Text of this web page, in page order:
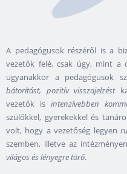
A pedagógusok részéről is a
vezetők felé, csak úgy, mint a
ugyanakkor a pedagógusok
bátorítást, pozitív visszajelzést
vezetők is intenzívebben
szülőkkel, gyerekekkel és
volt, hogy a vezetőség legyen
szemben, illetve az
világos és lényegre törő.